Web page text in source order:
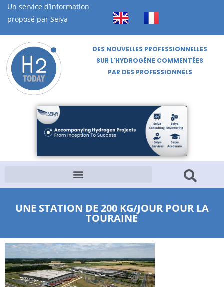
Un service d’information
proposé par Seiya
DES NOUVELLES PROFESSIONNELLES
SUR L'HYDROGÈNE COMMENTÉES
PAR DES PROFESSIONNELS
UNE STATION DE 200 KG/JOUR POUR LA
TOURAINE